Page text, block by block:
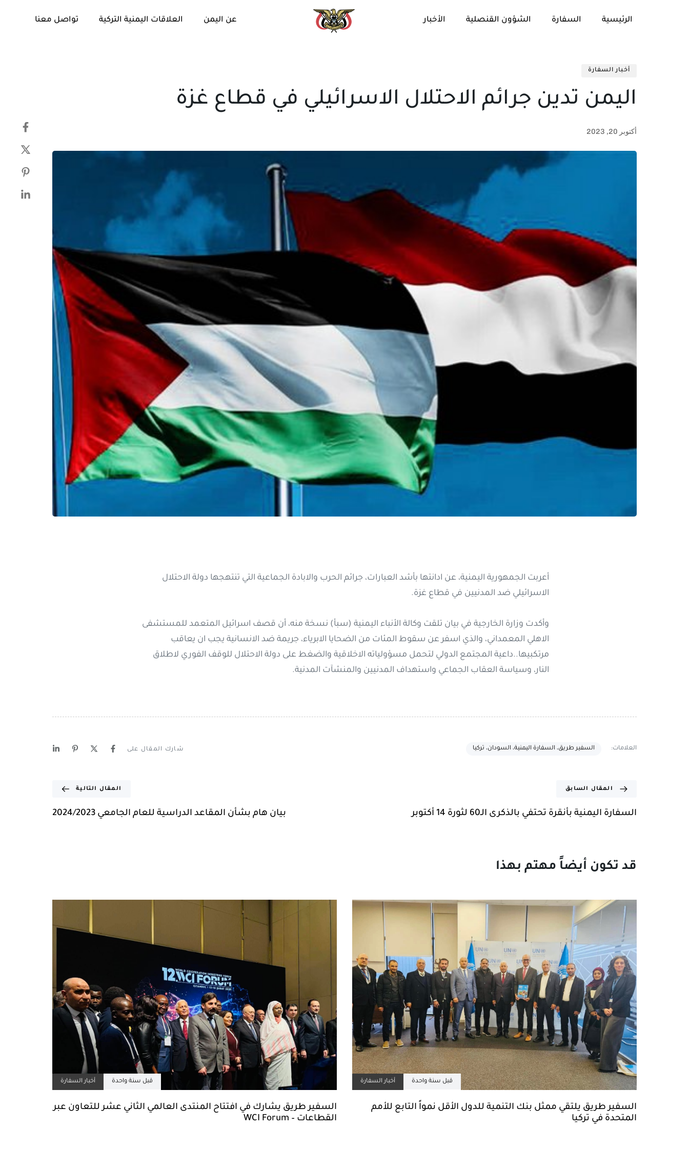
الرئيسية السفارة الشؤون القنصلية الأخبار عن اليمن العلاقات اليمنية التركية تواصل معنا
أخبار السفارة
اليمن تدين جرائم الاحتلال الاسرائيلي في قطاع غزة
أكتوبر 20, 2023
أعربت الجمهورية اليمنية، عن ادانتها بأشد العبارات، جرائم الحرب والابادة الجماعية التي تنتهجها دولة الاحتلال
الاسرائيلي ضد المدنيين في قطاع غزة.
وأكدت وزارة الخارجية في بيان تلقت وكالة الأنباء اليمنية (سبأ) نسخة منه، أن قصف اسرائيل المتعمد للمستشفى
الاهلي المعمداني، والذي اسفر عن سقوط المئات من الضحايا الابرياء، جريمة ضد الانسانية يجب ان يعاقب
مرتكبيها..داعية المجتمع الدولي لتحمل مسؤولياته الاخلاقية والضغط على دولة الاحتلال للوقف الفوري لاطلاق
النار، وسياسة العقاب الجماعي واستهداف المدنيين والمنشآت المدنية.
العلامات: السفير طريق، السفارة اليمنية، السودان، تركيا شارك المقال على
المقال السابق
السفارة اليمنية بأنقرة تحتفي بالذكرى الـ60 لثورة 14 أكتوبر
المقال التالية
بيان هام بشأن المقاعد الدراسية للعام الجامعي 2024/2023
قبل سنة واحدة أخبار السفارة
السفير طريق يلتقي ممثل بنك التنمية للدول الأقل نمواً التابع للأمم
المتحدة في تركيا
قبل سنة واحدة أخبار السفارة
السفير طريق يشارك في افتتاح المنتدى العالمي الثاني عشر للتعاون عبر
القطاعات – WCI Forum